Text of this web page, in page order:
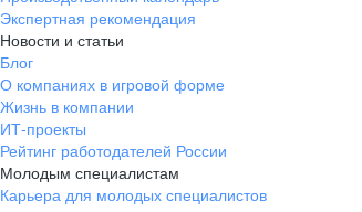
Экспертная рекомендация
Новости и статьи
Блог
О компаниях в игровой форме
Жизнь в компании
ИТ-проекты
Рейтинг работодателей России
Молодым специалистам
Карьера для молодых специалистов